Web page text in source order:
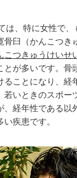
は、特に女性で
骨臼（かんこつき
つきゅうけいせ
とが多いです。骨
ることになり、経
若いときのスポー
、経年性である以
疾患です。